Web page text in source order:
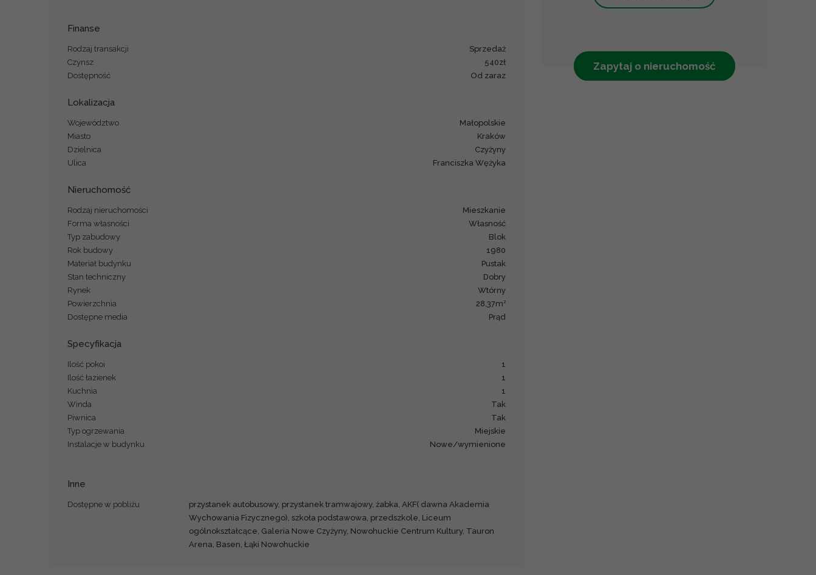
Zapytaj o nieruchomość
Finanse
Rodzaj transakcji
sprzedaż
Czynsz
540zł
Dostępność
Od zaraz
Lokalizacja
Województwo
małopolskie
Miasto
Kraków
Dzielnica
Czyżyny
Ulica
Franciszka Wężyka
Nieruchomość
Rodzaj nieruchomości
mieszkanie
Forma własności
Własność
Typ zabudowy
blok
Rok budowy
1980
Materiał budynku
pustak
Stan techniczny
dobry
Rynek
Wtórny
Powierzchnia
28,37m2
Dostępne media prąd
Specyfikacja
Ilość pokoi
1
Ilość łazienek
1
Kuchnia
1
Winda
Tak
Piwnica
Tak
Typ ogrzewania
miejskie
Instalacje w budynku
Nowe/wymienione
Inne
Dostępne w pobliżu
przystanek autobusowy, przystanek tramwajowy, żabka, AKF( dawna Akademia
Wychowania Fizycznego), szkoła podstawowa, przedszkole, Liceum
ogólnokształcące, Galeria Nowe Czyżyny, Nowohuckie Centrum Kultury, Tauron
Arena, Basen, Łąki Nowohuckie